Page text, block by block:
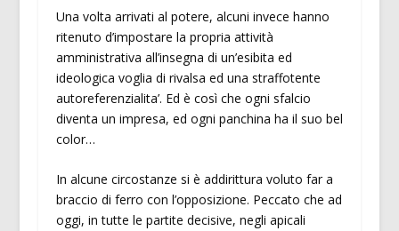
Una volta arrivati al potere, alcuni invece hanno
ritenuto d’impostare la propria attività
amministrativa all’insegna di un’esibita ed
ideologica voglia di rivalsa ed una straffotente
autoreferenzialita’. Ed è così che ogni sfalcio
diventa un impresa, ed ogni panchina ha il suo bel
color…
In alcune circostanze si è addirittura voluto far a
braccio di ferro con l’opposizione. Peccato che ad
oggi, in tutte le partite decisive, negli apicali